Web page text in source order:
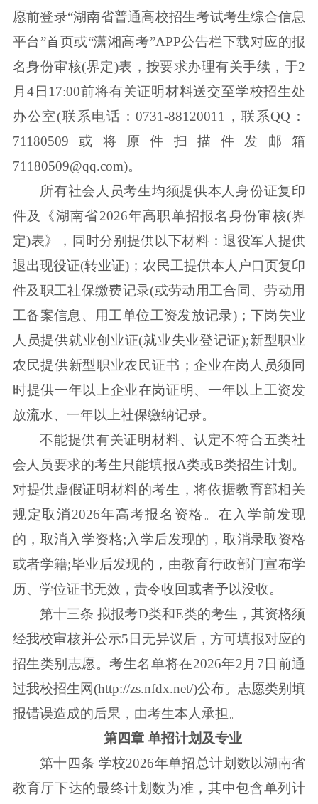
愿前登录“湖南省普通高校招生考试考生综合信息
平台”首页或“潇湘高考”APP公告栏下载对应的报
名身份审核(界定)表，按要求办理有关手续，于2
月4日17:00前将有关证明材料送交至学校招生处
办公室(联系电话：0731-88120011，联系QQ：
71180509或将原件扫描件发邮箱
71180509@qq.com)。
所有社会人员考生均须提供本人身份证复印
件及《湖南省2026年高职单招报名身份审核(界
定)表》，同时分别提供以下材料：退役军人提供
退出现役证(转业证)；农民工提供本人户口页复印
件及职工社保缴费记录(或劳动用工合同、劳动用
工备案信息、用工单位工资发放记录)；下岗失业
人员提供就业创业证(就业失业登记证);新型职业
农民提供新型职业农民证书；企业在岗人员须同
时提供一年以上企业在岗证明、一年以上工资发
放流水、一年以上社保缴纳记录。
不能提供有关证明材料、认定不符合五类社
会人员要求的考生只能填报A类或B类招生计划。
对提供虚假证明材料的考生，将依据教育部相关
规定取消2026年高考报名资格。在入学前发现
的，取消入学资格;入学后发现的，取消录取资格
或者学籍;毕业后发现的，由教育行政部门宣布学
历、学位证书无效，责令收回或者予以没收。
第十三条 拟报考D类和E类的考生，其资格须
经我校审核并公示5日无异议后，方可填报对应的
招生类别志愿。考生名单将在2026年2月7日前通
过我校招生网(http://zs.nfdx.net/)公布。志愿类别填
报错误造成的后果，由考生本人承担。
第四章 单招计划及专业
第十四条 学校2026年单招总计划数以湖南省
教育厅下达的最终计划数为准，其中包含单列计